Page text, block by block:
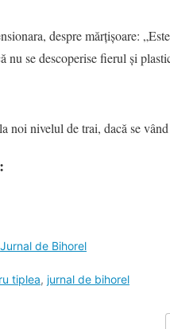
despre mărțișoare:
nu se descoperise fierul și
noi nivelul de trai, dacă se
Jurnal de Bihorel
tiplea, jurnal de bihorel